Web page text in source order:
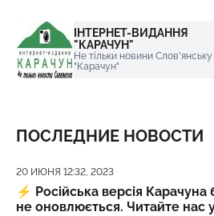
ІНТЕРНЕТ-ВИДАННЯ
"КАРАЧУН"
Не тільки новини
"Карачун"
ПОСЛЕДНИЕ НОВОСТИ
Дата публикации
20 ИЮНЯ 12:32, 2023
⚡️ Російська версія Карачуна
не оновлюється. Читайте нас